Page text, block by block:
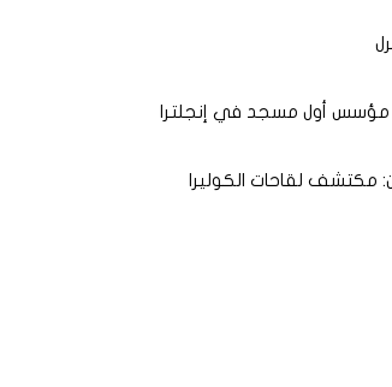
مؤسس أول مسجد في إنجلترا
مكتشف لقاحات الكوليرا